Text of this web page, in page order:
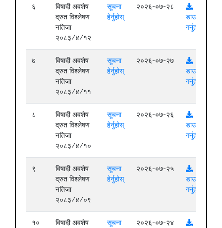
६
विषादी अवशेष
द्रुत विश्लेषण
नतिजा
२०८३/४/१२
सूचना
हेर्नुहोस्
२०२६-०७-२८
डाउनलोड
गर्नुहोस्
७
विषादी अवशेष
द्रुत विश्लेषण
नतिजा
२०८३/४/११
सूचना
हेर्नुहोस्
२०२६-०७-२७
डाउनलोड
गर्नुहोस्
८
विषादी अवशेष
द्रुत विश्लेषण
नतिजा
२०८३/४/१०
सूचना
हेर्नुहोस्
२०२६-०७-२६
डाउनलोड
गर्नुहोस्
९
विषादी अवशेष
द्रुत विश्लेषण
नतिजा
२०८३/४/०९
सूचना
हेर्नुहोस्
२०२६-०७-२५
डाउनलोड
गर्नुहोस्
१०
विषादी अवशेष
सूचना
२०२६-०७-२४